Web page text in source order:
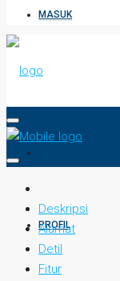
MASUK
PROFIL
Deskripsi
Alamat
Detil
Fitur